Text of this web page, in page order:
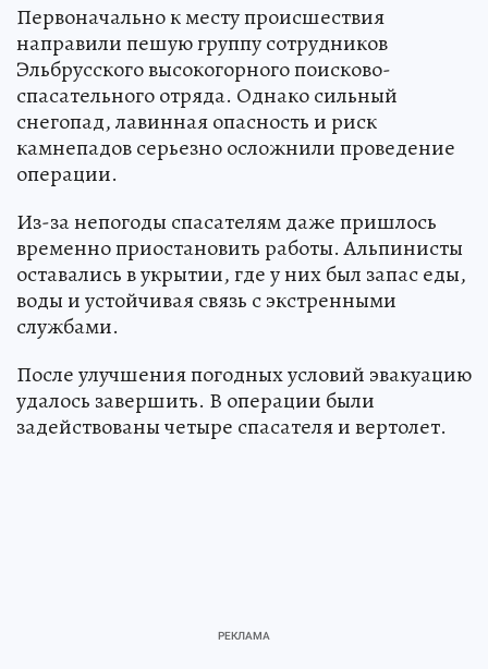
Первоначально к месту происшествия
направили пешую группу сотрудников
Эльбрусского высокогорного поисково-
спасательного отряда. Однако сильный
снегопад, лавинная опасность и риск
камнепадов серьезно осложнили проведение
операции.
Из-за непогоды спасателям даже пришлось
временно приостановить работы. Альпинисты
оставались в укрытии, где у них был запас еды,
воды и устойчивая связь с экстренными
службами.
После улучшения погодных условий эвакуацию
удалось завершить. В операции были
задействованы четыре спасателя и вертолет.